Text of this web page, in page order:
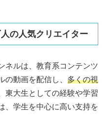
の人気クリエイター
ネルは、教育系コンテンツ
の動画を配信し、 多くの視
東大生としての経験や学習
、学生を中心に高い支持を